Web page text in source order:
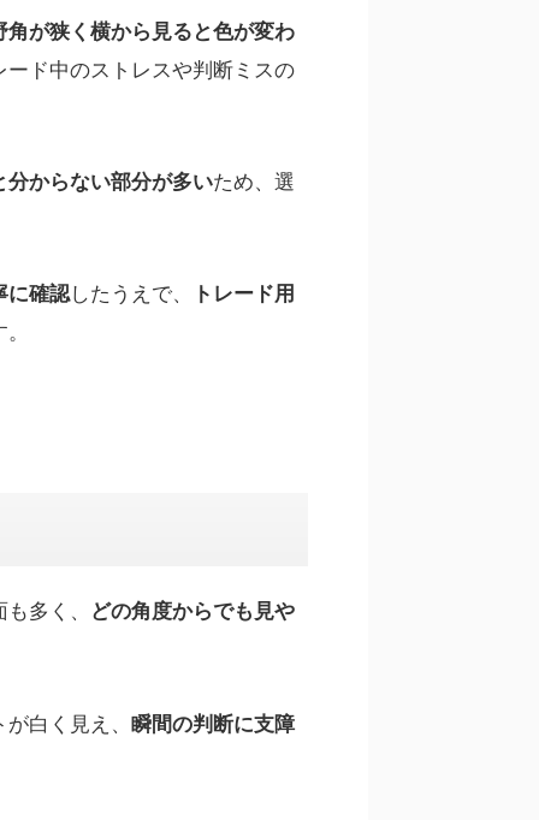
が狭く横から見ると色が変わ
ド中のストレスや判断ミスの
からない部分が多いため、選
に確認したうえで、 トレード用
多く、 どの角度からでも見や
白く見え、 瞬間の判断に支障